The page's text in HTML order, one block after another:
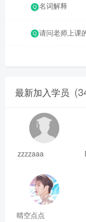
名词解释
请问老师上课
最新加入学员
zzzzaaa
晴空点点